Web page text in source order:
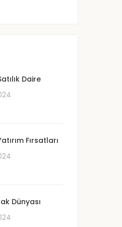
Daire
Fırsatları
Dünyası